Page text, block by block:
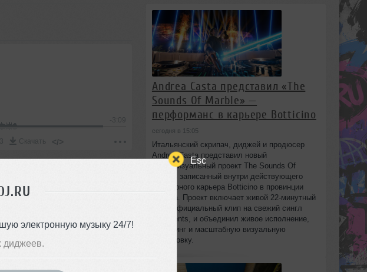
Esc
электронную музыку 24/7!
диджеев.
-3:09
Скачать </>
Andrea Casta представил «The
Sounds Of Marble» —
перформанс в карьере Botticino
сегодня в 15:05
Итальянский скрипач, диджей и продюсер
Andrea Casta представил новый
аудиовизуальный проект The Sounds Of
Marble, записанный внутри действующего
мраморного карьера Botticino в провинции
Brescia. Проект включает живой 22‑минутный
сет и официальный клип на свежий сингл
Fragments, и объединил живое исполнение,
диджеинг и масштабную визуальную
постановку.